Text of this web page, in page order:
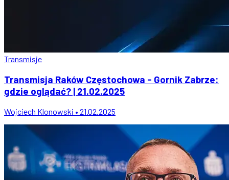
Transmisje
Transmisja Raków Częstochowa - Gornik Zabrze:
gdzie oglądać? | 21.02.2025
Wojciech Klonowski • 21.02.2025